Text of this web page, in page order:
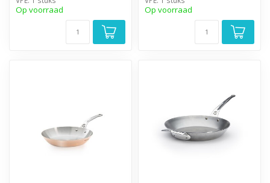
Op voorraad Op voorraad